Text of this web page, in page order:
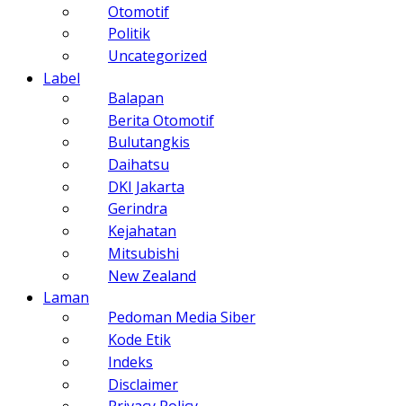
Otomotif
Politik
Uncategorized
Label
Balapan
Berita Otomotif
Bulutangkis
Daihatsu
DKI Jakarta
Gerindra
Kejahatan
Mitsubishi
New Zealand
Laman
Pedoman Media Siber
Kode Etik
Indeks
Disclaimer